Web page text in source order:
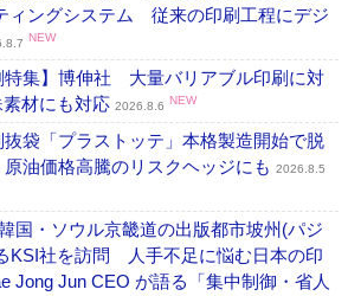
ィングシステム 従来の印刷工程にデジ
NEW
特集】博伸社 大量バリアブル印刷に対
材にも対応 2026.8.6 NEW
袋「プラストッテ」本格製造開始で脱
油価格高騰のリスクヘッジにも 2026.8.5
国・ソウル京畿道の出版都市坡州(パジ
KSI社を訪問 人手不足に悩む日本の印
Jong Jun CEO が語る「集中制御・省人